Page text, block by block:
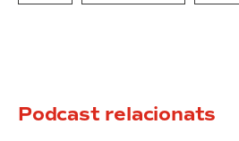
Podcast relacionats